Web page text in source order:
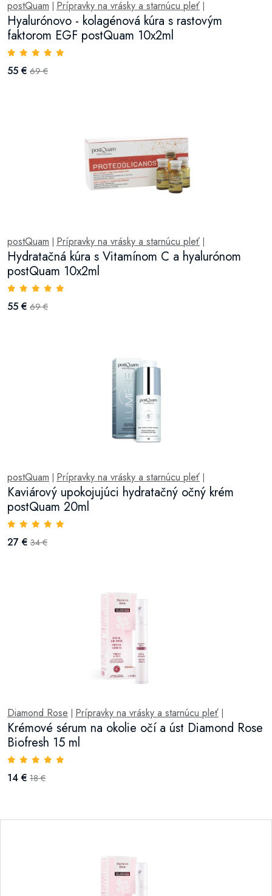
postQuam Prípravky na vrásky a starnúcu pleť
Hyalurónovo - kolagénová kúra s rastovým
faktorom EGF postQuam 10x2ml
55 € 69 €
postQuam Prípravky na vrásky a starnúcu pleť
Hydratačná kúra s Vitamínom C a hyalurónom
postQuam 10x2ml
55 € 69 €
postQuam Prípravky na vrásky a starnúcu pleť
Kaviárový upokojujúci hydratačný očný krém
postQuam 20ml
27 € 34 €
Diamond Rose Prípravky na vrásky a starnúcu pleť
Krémové sérum na okolie očí a úst Diamond Rose
Biofresh 15 ml
14 € 18 €